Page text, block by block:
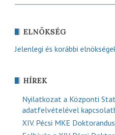
ELNÖKSÉG
Jelenlegi és korábbi
HÍREK
Nyilatkozat a Központi
adatfelvételével
XIV. Pécsi MKE